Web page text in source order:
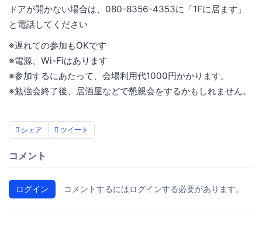
ドアが開かない場合は、080-8356-4353に「1Fに居ます」
と電話してください
※遅れての参加もOKです
※電源、Wi-Fiはあります
※参加するにあたって、会場利用代1000円かかります。
※勉強会終了後、居酒屋などで懇親会をするかもしれません。
シェア ツイート
コメント
ログイン コメントするにはログインする必要があります。